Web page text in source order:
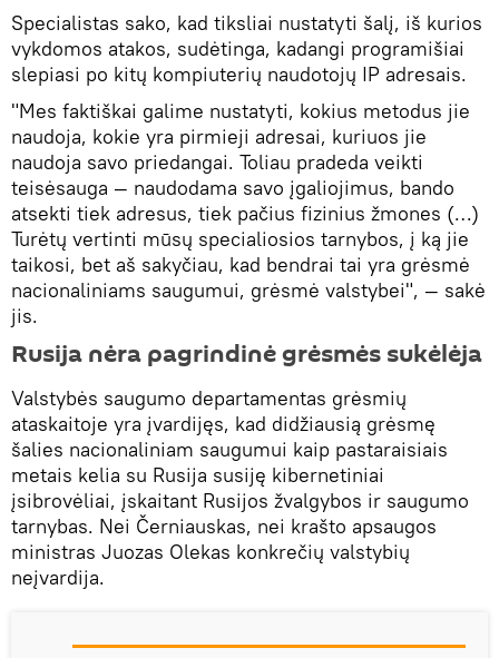
Specialistas sako, kad tiksliai nustatyti šalį, iš kurios
vykdomos atakos, sudėtinga, kadangi programišiai
slepiasi po kitų kompiuterių naudotojų IP adresais.
"Mes faktiškai galime nustatyti, kokius metodus jie
naudoja, kokie yra pirmieji adresai, kuriuos jie
naudoja savo priedangai. Toliau pradeda veikti
teisėsauga — naudodama savo įgaliojimus, bando
atsekti tiek adresus, tiek pačius fizinius žmones (…)
Turėtų vertinti mūsų specialiosios tarnybos, į ką jie
taikosi, bet aš sakyčiau, kad bendrai tai yra grėsmė
nacionaliniams saugumui, grėsmė valstybei", — sakė
jis.
Rusija nėra pagrindinė grėsmės sukėlėja
Valstybės saugumo departamentas grėsmių
ataskaitoje yra įvardijęs, kad didžiausią grėsmę
šalies nacionaliniam saugumui kaip pastaraisiais
metais kelia su Rusija susiję kibernetiniai
įsibrovėliai, įskaitant Rusijos žvalgybos ir saugumo
tarnybas. Nei Černiauskas, nei krašto apsaugos
ministras Juozas Olekas konkrečių valstybių
neįvardija.